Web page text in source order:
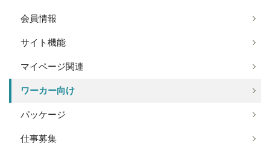
会員情報
サイト機能
マイページ関連
ワーカー向け
パッケージ
仕事募集